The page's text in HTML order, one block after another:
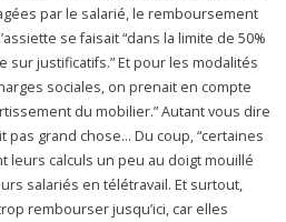
par le salarié, le remboursement
se faisait “dans la limite de 50%
sur justificatifs.” Et pour les modalités
sociales, on prenait en compte
du mobilier.” Autant vous dire
pas grand chose… Du coup, “certaines
leurs calculs un peu au doigt mouillé
salariés en télétravail. Et surtout,
rembourser jusqu’ici, car elles